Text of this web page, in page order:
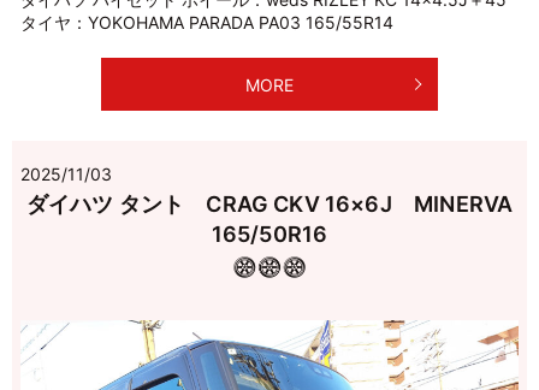
タイヤ：YOKOHAMA PARADA PA03 165/55R14
MORE
2025/11/03
ダイハツ タント CRAG CKV 16×6J MINERVA
165/50R16